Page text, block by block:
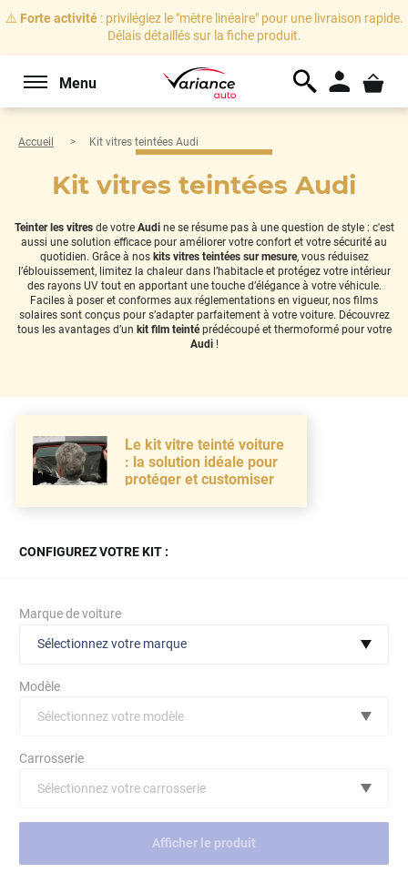
⚠️ Forte activité: privilégiez le "mètre linéaire" pour une livraison rapide.
Délais détaillés sur la fiche produit.
Menu
Accueil Kit vitres teintées Audi
Kit vitres teintées Audi
Teinter les vitresde votre Audine se résume pas à une question de style : c'est
aussi une solution efficace pour améliorer votre confort et votre sécurité au
quotidien. Grâce à nos kits vitres teintées sur mesure, vous réduisez
l’éblouissement, limitez la chaleur dans l’habitacle et protégez votre intérieur
des rayons UV tout en apportant une touche d’élégance à votre véhicule.
Faciles à poser et conformes aux réglementations en vigueur, nos films
solaires sont conçus pour s’adapter parfaitement à votre voiture. Découvrez
tous les avantages d’un kit film teintéprédécoupé et thermoformé pour votre
Audi!
Le kit vitre teinté voiture
: la solution idéale pour
protéger et customiser
CONFIGUREZ VOTRE KIT :
Marque de voiture
Sélectionnez votre marque
Modèle
Sélectionnez votre modèle
Carrosserie
Sélectionnez votre carrosserie
Afficher le produit